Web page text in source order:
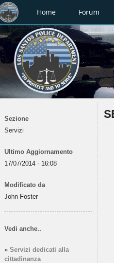
Home Forum
Sezione
Servizi
Ultimo Aggiornamento
17/07/2014 - 16:08
Modificato da
John Foster
Vedi anche..
» Servizi dedicati alla
cittadinanza